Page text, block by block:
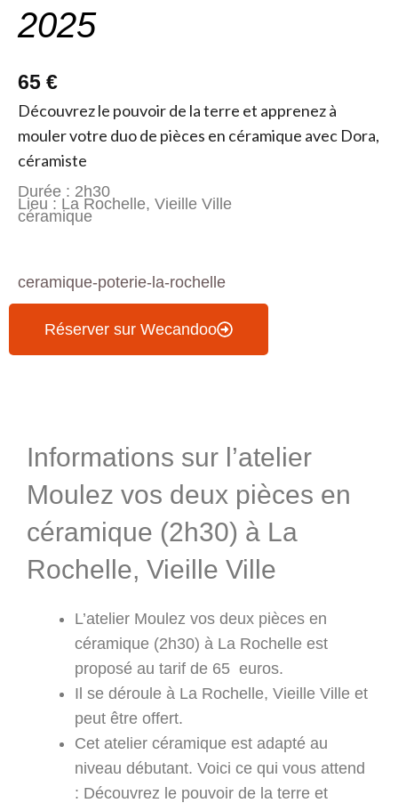
2025
65 €
Découvrez le pouvoir de la terre et apprenez à
mouler votre duo de pièces en céramique avec Dora,
céramiste
Durée : 2h30
Lieu : La Rochelle, Vieille Ville
céramique
ceramique-poterie-la-rochelle
Réserver sur Wecandoo
Informations sur l’atelier
Moulez vos deux pièces en
céramique (2h30) à La
Rochelle, Vieille Ville
L’atelier Moulez vos deux pièces en
céramique (2h30) à La Rochelle est
proposé au tarif de 65 euros.
Il se déroule à La Rochelle, Vieille Ville et
peut être offert.
Cet atelier céramique est adapté au
niveau débutant. Voici ce qui vous attend
: Découvrez le pouvoir de la terre et